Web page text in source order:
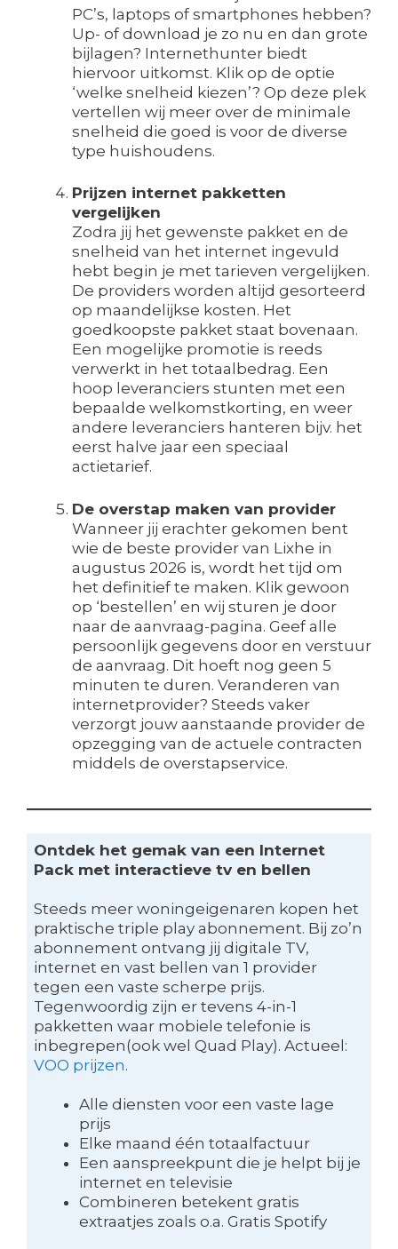
PC’s, laptops of smartphones hebben?
Up- of download je zo nu en dan grote
bijlagen? Internethunter biedt
hiervoor uitkomst. Klik op de optie
‘welke snelheid kiezen’? Op deze plek
vertellen wij meer over de minimale
snelheid die goed is voor de diverse
type huishoudens.
Prijzen internet pakketten
vergelijken
Zodra jij het gewenste pakket en de
snelheid van het internet ingevuld
hebt begin je met tarieven vergelijken.
De providers worden altijd gesorteerd
op maandelijkse kosten. Het
goedkoopste pakket staat bovenaan.
Een mogelijke promotie is reeds
verwerkt in het totaalbedrag. Een
hoop leveranciers stunten met een
bepaalde welkomstkorting, en weer
andere leveranciers hanteren bijv. het
eerst halve jaar een speciaal
actietarief.
De overstap maken van provider
Wanneer jij erachter gekomen bent
wie de beste provider van Lixhe in
augustus 2026 is, wordt het tijd om
het definitief te maken. Klik gewoon
op ‘bestellen’ en wij sturen je door
naar de aanvraag-pagina. Geef alle
persoonlijk gegevens door en verstuur
de aanvraag. Dit hoeft nog geen 5
minuten te duren. Veranderen van
internetprovider? Steeds vaker
verzorgt jouw aanstaande provider de
opzegging van de actuele contracten
middels de overstapservice.
Ontdek het gemak van een Internet
Pack met interactieve tv en bellen
Steeds meer woningeigenaren kopen het
praktische triple play abonnement. Bij zo’n
abonnement ontvang jij digitale TV,
internet en vast bellen van 1 provider
tegen een vaste scherpe prijs.
Tegenwoordig zijn er tevens 4-in-1
pakketten waar mobiele telefonie is
inbegrepen(ook wel Quad Play). Actueel:
VOO prijzen.
Alle diensten voor een vaste lage
prijs
Elke maand één totaalfactuur
Een aanspreekpunt die je helpt bij je
internet en televisie
Combineren betekent gratis
extraatjes zoals o.a. Gratis Spotify